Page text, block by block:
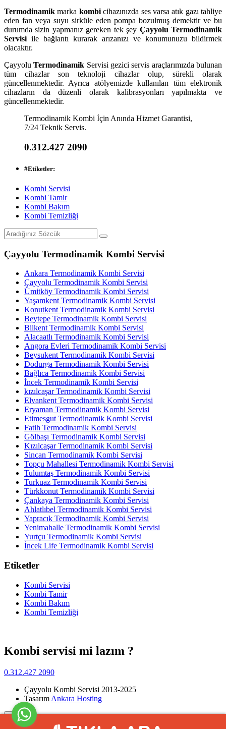
Termodinamik marka kombicihazınızda ses varsa atık gazı tahliye
eden fan veya suyu sirküle eden pompa bozulmuş demektir ve bu
durumda sizin yapmanız gereken tek şey Çayyolu Termodinamik
Servisi ile bağlantı kurarak arızanızı ve konumunuzu bildirmek
olacaktır.
ÇayyoluTermodinamik Servisi gezici servis araçlarımızda bulunan
tüm cihazlar son teknoloji cihazlar olup, sürekli olarak
güncellenmektedir. Ayrıca atölyemizde kullanılan tüm elektronik
cihazların da düzenli olarak kalibrasyonları yapılmakta ve
güncellenmektedir.
Termodinamik Kombi İçin Anında Hizmet Garantisi,
7/24 Teknik Servis.
0.312.427 2090
#Etiketler:
Kombi Servisi
Kombi Tamir
Kombi Bakım
Kombi Temizliği
Çayyolu Termodinamik Kombi Servisi
Ankara Termodinamik Kombi Servisi
Çayyolu Termodinamik Kombi Servisi
Ümitköy Termodinamik Kombi Servisi
Yaşamkent Termodinamik Kombi Servisi
Konutkent Termodinamik Kombi Servisi
Beytepe Termodinamik Kombi Servisi
Bilkent Termodinamik Kombi Servisi
Alacaatlı Termodinamik Kombi Servisi
Angora Evleri Termodinamik Kombi Servisi
Beysukent Termodinamik Kombi Servisi
Dodurga Termodinamik Kombi Servisi
Bağlıca Termodinamik Kombi Servisi
İncek Termodinamik Kombi Servisi
kızılcaşar Termodinamik Kombi Servisi
Elvankent Termodinamik Kombi Servisi
Eryaman Termodinamik Kombi Servisi
Etimesgut Termodinamik Kombi Servisi
Fatih Termodinamik Kombi Servisi
Gölbaşı Termodinamik Kombi Servisi
Kızılcaşar Termodinamik Kombi Servisi
Sincan Termodinamik Kombi Servisi
Topçu Mahallesi Termodinamik Kombi Servisi
Tulumtaş Termodinamik Kombi Servisi
Turkuaz Termodinamik Kombi Servisi
Türkkonut Termodinamik Kombi Servisi
Çankaya Termodinamik Kombi Servisi
Ahlatlıbel Termodinamik Kombi Servisi
Yapracık Termodinamik Kombi Servisi
Yenimahalle Termodinamik Kombi Servisi
Yurtçu Termodinamik Kombi Servisi
İncek Life Termodinamik Kombi Servisi
Etiketler
Kombi Servisi
Kombi Tamir
Kombi Bakım
Kombi Temizliği
Kombi servisi mi lazım ?
0.312.427 2090
Çayyolu Kombi Servisi 2013-2025
Tasarım Ankara Hosting
Yukarı